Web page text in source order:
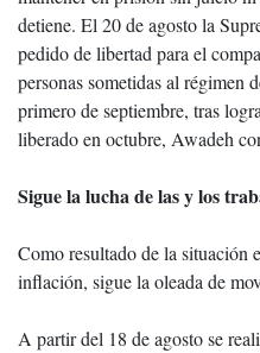
detiene. El 20 de agosto la
pedido de libertad para el
personas sometidas al régimen
primero de septiembre, tras
liberado en octubre, Awadeh
Sigue la lucha de las y los
Como resultado de la situación
inflación, sigue la oleada de
A partir del 18 de agosto se